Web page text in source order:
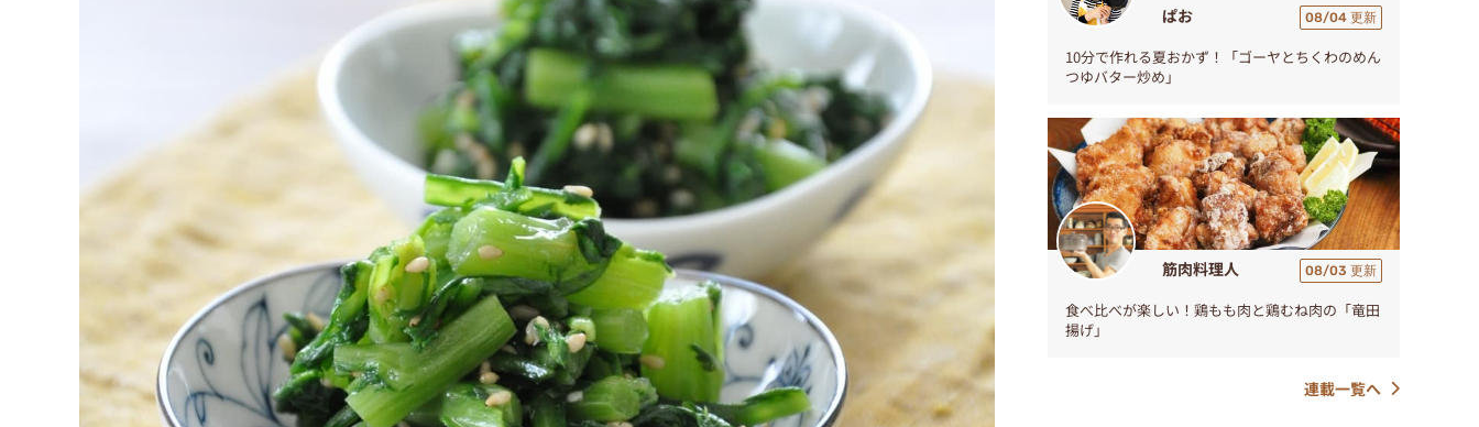
ぱお 08/04 更新
10分で作れる夏おかず！「ゴーヤとちくわのめん
つゆバター炒め」
筋肉料理人 08/03 更新
食べ比べが楽しい！鶏もも肉と鶏むね肉の「竜田
揚げ」
連載一覧へ